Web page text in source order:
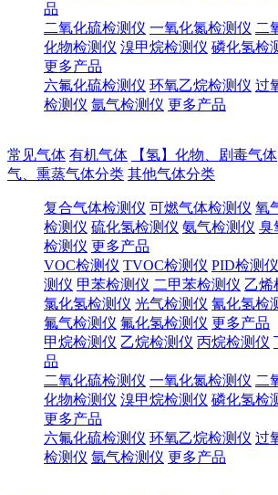
品
二氧化硫检测仪 一氧化氮检测仪 二
化物检测仪 溴甲烷检测仪 磷化氢检
更多产品
六氟化硫检测仪 环氧乙烷检测仪 过
检测仪 氩气检测仪 更多产品
常见气体 有机气体 【氢】化物、剧毒气体
气、熏蒸气体分类 其他气体分类
复合气体检测仪 可燃气体检测仪 氧
检测仪 硫化氢检测仪 氨气检测仪 臭
检测仪 更多产品
VOC检测仪 TVOC检测仪 PID检测仪
测仪 甲苯检测仪 二甲苯检测仪 乙烯
氯化氢检测仪 光气检测仪 氰化氢检
氟气检测仪 氟化氢检测仪 更多产品
甲烷检测仪 乙烷检测仪 丙烷检测仪
品
二氧化硫检测仪 一氧化氮检测仪 二
化物检测仪 溴甲烷检测仪 磷化氢检
更多产品
六氟化硫检测仪 环氧乙烷检测仪 过
检测仪 氩气检测仪 更多产品